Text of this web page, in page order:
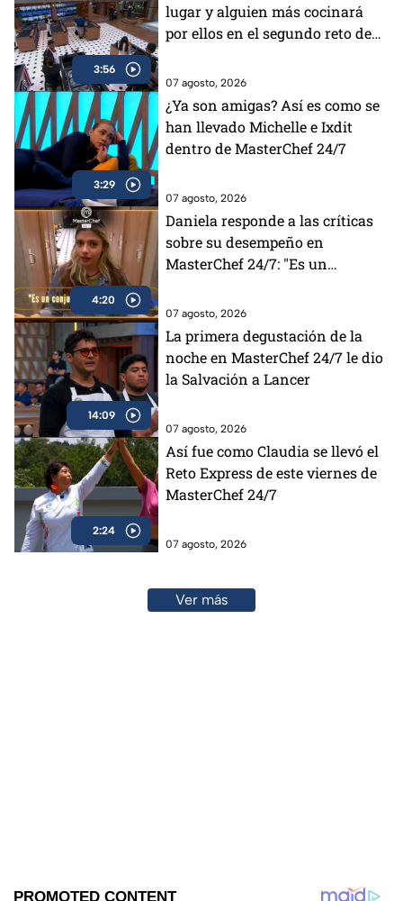
3:56
lugar y alguien más cocinará
por ellos en el segundo reto de
07 agosto, 2026
3:29
¿Ya son amigas? Así es como se
han llevado Michelle e Ixdit
dentro de MasterChef 24/7
07 agosto, 2026
4:20
Daniela responde a las críticas
sobre su desempeño en
MasterChef 24/7: "Es un
(VIDEO)
07 agosto, 2026
14:09
La primera degustación de la
noche en MasterChef 24/7 le dio
la Salvación a Lancer
07 agosto, 2026
2:24
Así fue como Claudia se llevó el
Reto Express de este viernes de
MasterChef 24/7
07 agosto, 2026
Ver más